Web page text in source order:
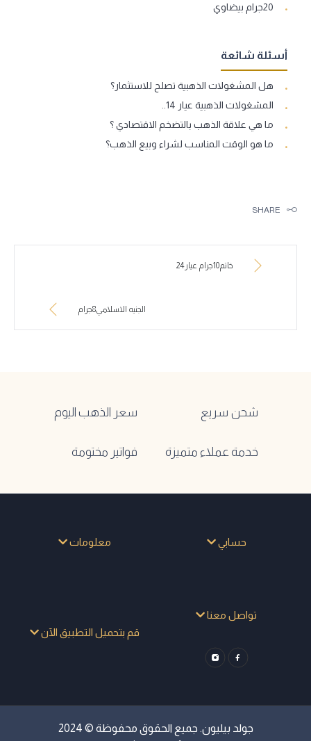
20جرام بيضاوي
أسئلة شائعة
هل المشغولات الذهبية تصلح للاستثمار؟
المشغولات الذهبية عيار 14..
ما هي علاقة الذهب بالتضخم الاقتصادي ؟
ما هو الوقت المناسب لشراء وبيع الذهب؟
SHARE
خاتم10جرام عيار24
الجنيه الاسلامي8جرام
شحن سريع سعر الذهب اليوم
خدمة عملاء متميزة فواتير مختومة
حسابي معلومات
تواصل معنا
قم بتحميل التطبيق الآن
جولد بيليون. جميع الحقوق محفوظة © 2024